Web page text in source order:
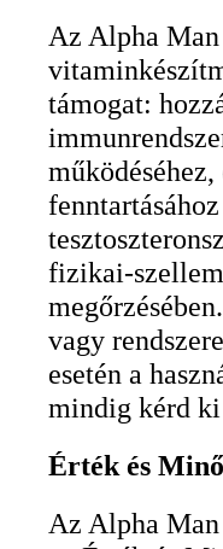
Az Alpha
támogat:
fizikai-
vagy
esetén a
mindig kérd
Érték és
Az Alpha